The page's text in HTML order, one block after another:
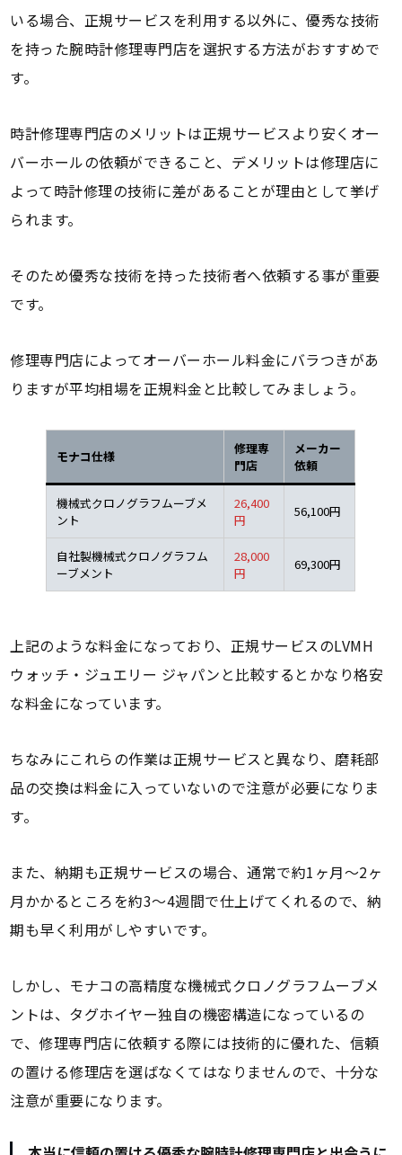
いる場合、正規サービスを利用する以外に、優秀な技術
を持った腕時計修理専門店を選択する方法がおすすめで
す。
時計修理専門店のメリットは正規サービスより安くオー
バーホールの依頼ができること、デメリットは修理店に
よって時計修理の技術に差があることが理由として挙げ
られます。
そのため優秀な技術を持った技術者へ依頼する事が重要
です。
修理専門店によってオーバーホール料金にバラつきがあ
りますが平均相場を正規料金と比較してみましょう。
モナコ仕様
修理専
門店
メーカー
依頼
機械式クロノグラフムーブメ
ント
26,400
円
56,100円
自社製機械式クロノグラフム
ーブメント
28,000
円
69,300円
上記のような料金になっており、正規サービスのLVMH
ウォッチ・ジュエリー ジャパンと比較するとかなり格安
な料金になっています。
ちなみにこれらの作業は正規サービスと異なり、磨耗部
品の交換は料金に入っていないので注意が必要になりま
す。
また、納期も正規サービスの場合、通常で約1ヶ月～2ヶ
月かかるところを約3～4週間で仕上げてくれるので、納
期も早く利用がしやすいです。
しかし、モナコの高精度な機械式クロノグラフムーブメ
ントは、タグホイヤー独自の機密構造になっているの
で、修理専門店に依頼する際には技術的に優れた、信頼
の置ける修理店を選ばなくてはなりませんので、十分な
注意が重要になります。